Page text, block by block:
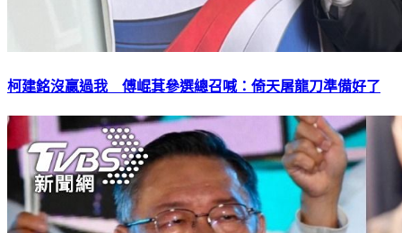
柯建銘沒贏過我 傅崐萁參選總召喊：倚天屠龍刀準備好了